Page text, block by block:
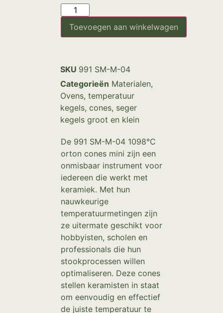
Toevoegen aan winkelwagen
SKU 991 SM-M-04
Categorieën Materialen,
Ovens, temperatuur
kegels, cones, seger
kegels groot en klein
De 991 SM-M-04 1098°C
orton cones mini zijn een
onmisbaar instrument voor
iedereen die werkt met
keramiek. Met hun
nauwkeurige
temperatuurmetingen zijn
ze uitermate geschikt voor
hobbyisten, scholen en
professionals die hun
stookprocessen willen
optimaliseren. Deze cones
stellen keramisten in staat
om eenvoudig en effectief
de juiste temperatuur te